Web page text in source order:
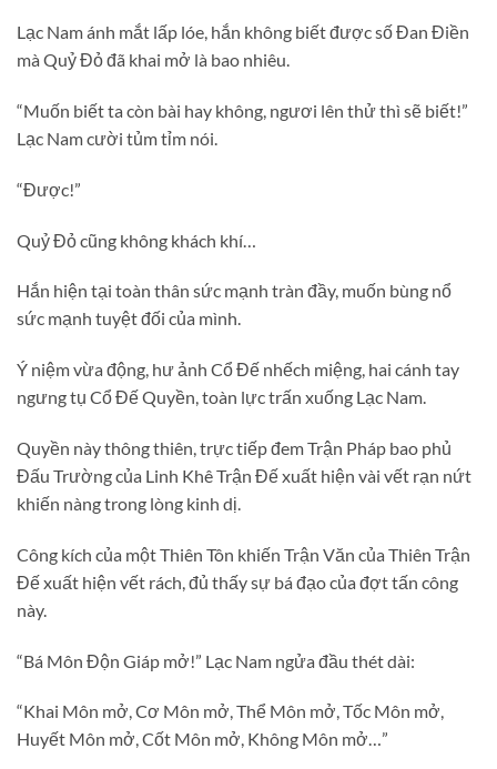
Lạc Nam ánh mắt lấp lóe, hắn không biết được số Đan Điền
mà Quỷ Đỏ đã khai mở là bao nhiêu.
“Muốn biết ta còn bài hay không, ngươi lên thử thì sẽ biết!”
Lạc Nam cười tủm tỉm nói.
“Được!”
Quỷ Đỏ cũng không khách khí…
Hắn hiện tại toàn thân sức mạnh tràn đầy, muốn bùng nổ
sức mạnh tuyệt đối của mình.
Ý niệm vừa động, hư ảnh Cổ Đế nhếch miệng, hai cánh tay
ngưng tụ Cổ Đế Quyền, toàn lực trấn xuống Lạc Nam.
Quyền này thông thiên, trực tiếp đem Trận Pháp bao phủ
Đấu Trường của Linh Khê Trận Đế xuất hiện vài vết rạn nứt
khiến nàng trong lòng kinh dị.
Công kích của một Thiên Tôn khiến Trận Văn của Thiên Trận
Đế xuất hiện vết rách, đủ thấy sự bá đạo của đợt tấn công
này.
“Bá Môn Độn Giáp mở!” Lạc Nam ngửa đầu thét dài:
“Khai Môn mở, Cơ Môn mở, Thể Môn mở, Tốc Môn mở,
Huyết Môn mở, Cốt Môn mở, Không Môn mở…”